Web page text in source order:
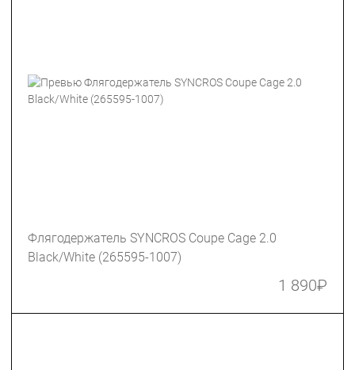
Флягодержатель SYNCROS Coupe Cage 2.0
Black/White (265595-1007)
1 890₽